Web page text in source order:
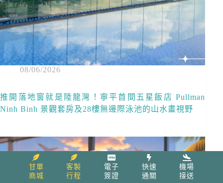
甘單
商城
客製
行程
電子
簽證
快速
通關
機場
接送
08/06/2026
推開落地窗就是陸龍灣！寧平首間五星飯店 Pullman
Ninh Binh 景觀套房及28樓無邊際泳池的山水畫視野